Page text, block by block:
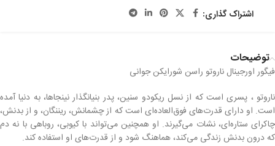
اشتراک گذاری:
توضیحات
فیگور اورجینال ناروتو راسن شورایکن جوانی
ناروتو ، پسری است که از نسل ریکودو سنین، پدر بنیانگذار نینجاها، به دنیا آمده
است. او دارای قدرت‌های فوق‌العاده‌ای است که از چشمانش، ریننگان، و از بدنش،
چاکرای ستاره‌ای، نشات می‌گیرند. او همچنین می‌تواند با کیوبی، روباهی با نه دم
که درون بدنش زندگی می‌کند، هماهنگ شود و از قدرت‌های او استفاده کند.